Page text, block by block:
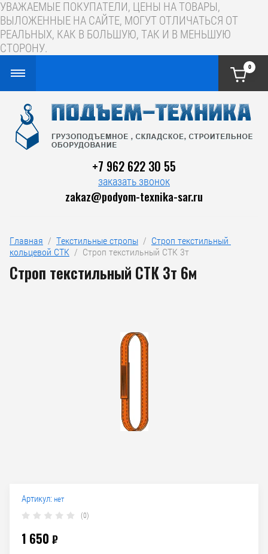
УВАЖАЕМЫЕ ПОКУПАТЕЛИ, ЦЕНЫ НА ТОВАРЫ,
ВЫЛОЖЕННЫЕ НА САЙТЕ, МОГУТ ОТЛИЧАТЬСЯ ОТ
РЕАЛЬНЫХ, КАК В БОЛЬШУЮ, ТАК И В МЕНЬШУЮ
СТОРОНУ.
0
+7 962 622 30 55
заказать звонок
zakaz@podyom-texnika-sar.ru
Главная
  /
Текстильные стропы
  /
Строп текстильный
кольцевой СТК
  /  Строп текстильный СТК 3т
Строп текстильный СТК 3т 6м
Артикул: нет
(0)
1 650 ₽